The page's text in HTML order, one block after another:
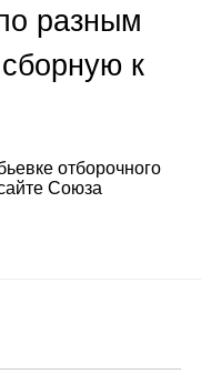
разным
к
отборочного
Союза